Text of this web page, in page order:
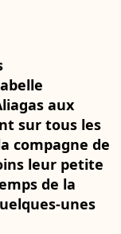
aux
sur tous les
compagne de
leur petite
de la
unes